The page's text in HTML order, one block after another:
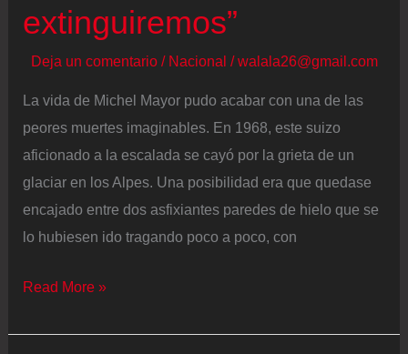
extinguiremos”
Deja un comentario / Nacional /walala26@gmail.com
La vida de Michel Mayor pudo acabar con una de las
peores muertes imaginables. En 1968, este suizo
aficionado a la escalada se cayó por la grieta de un
glaciar en los Alpes. Una posibilidad era que quedase
encajado entre dos asfixiantes paredes de hielo que se
lo hubiesen ido tragando poco a poco, con
Michel
Nobel
Read More »